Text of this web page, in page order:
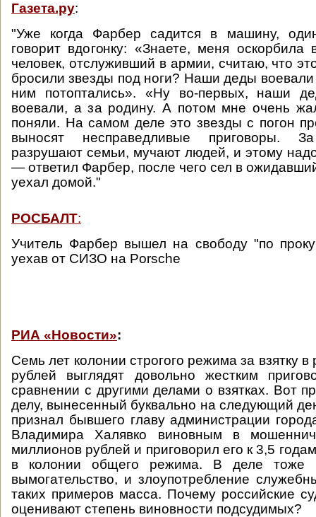
Газета.ру:
"Уже когда Фарбер садится в машину,
говорит вдогонку: «Знаете, меня
человек, отслуживший в армии, считаю, что
бросили звезды под ноги? Наши деды
ним потоптались». «Ну во-первых, наши
воевали, а за родину. А потом мне очень
поняли. На самом деле это звезды с погон
выносят несправедливые приговоры.
разрушают семьи, мучают людей, и этому
— ответил Фарбер, после чего сел в
уехал домой."
РОСБАЛТ:
Учитель Фарбер вышел на свободу "по
уехав от СИЗО на Porsche
РИА «Новости»:
Семь лет колонии строгого режима за взятку
рублей выглядят довольно жестким
сравнении с другими делами о взятках. Вот
делу, вынесенный буквально на следующий
признал бывшего главу администрации
Владимира Халявко виновным в
миллионов рублей и приговорил его к 3,5
в колонии общего режима. В деле тоже
вымогательство, и злоупотребление
таких примеров масса. Почему российские
оценивают степень виновности подсудимых?